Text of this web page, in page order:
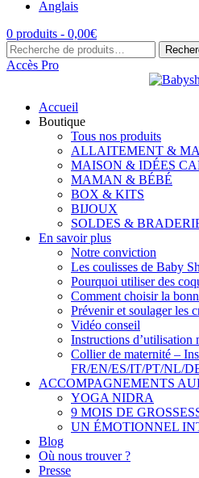
Anglais
0 produits - 0,00€
Recherche
pour :
Accès Pro
Accueil
Boutique
Tous nos produits
ALLAITEMENT &
MAISON & IDÉES
MAMAN & BÉBÉ
BOX & KITS
BIJOUX
SOLDES &
En savoir plus
Notre conviction
Les coulisses de Baby
Pourquoi utiliser des
Comment choisir la
Prévenir et soulager les
Vidéo conseil
Instructions d’utilisation
Collier de maternité –
FR/EN/ES/IT/PT/NL/
ACCOMPAGNEMENTS
YOGA NIDRA
9 MOIS DE
UN ÉMOTIONNEL
Blog
Où nous trouver ?
Presse